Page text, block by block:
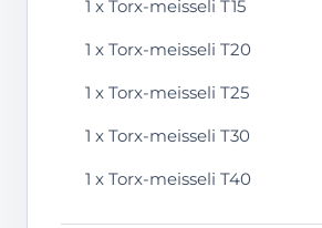
1 x Torx-meisseli T15
1 x Torx-meisseli T20
1 x Torx-meisseli T25
1 x Torx-meisseli T30
1 x Torx-meisseli T40